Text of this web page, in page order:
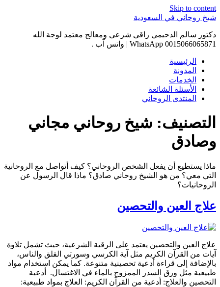
Skip to content
شيخ روحاني في السعودية
دكتور سالم الدحيمي راقي شرعي ومعالج معتمد لوجة الله
0015066065871 WhatsApp | واتس آب .
الرئيسية
المدونة
الخدمات
الأسئلة الشائعة
المنتدى الروحاني
التصنيف: شيخ روحاني مجاني
وصادق
ماذا يستطيع أن يفعل الشخص الروحاني؟ كيف أتواصل مع الروحانية
التي معي؟ من هو الشيخ روحاني صادق؟ ماذا قال الرسول عن
الروحانيات؟
علاج العين والتحصين
علاج العين والتحصين يعتمد على الرقية الشرعية، حيث تشمل تلاوة
آيات من القرآن الكريم مثل آية الكرسي وسورتي الفلق والناس،
بالإضافة إلى قراءة أدعية تحصينية متنوعة. كما يمكن استخدام مواد
طبيعية مثل ورق السدر الممزوج بالماء في الاغتسال. أدعية
التحصين والعلاج: أدعية من القرآن الكريم: العلاج بمواد طبيعية: